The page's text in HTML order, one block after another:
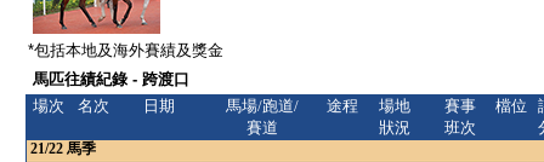
*包括本地及海外賽績及獎金
馬匹往績紀錄 - 跨渡口
場次
名次 日期
馬場/跑道/
賽道
途程
場地
狀況
賽事
班次
檔位
21/22 馬季